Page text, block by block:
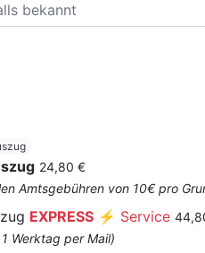
24,80 €
Amtsgebühren von 10€ pro
EXPRESS ⚡ Service
Werktag per Mail)